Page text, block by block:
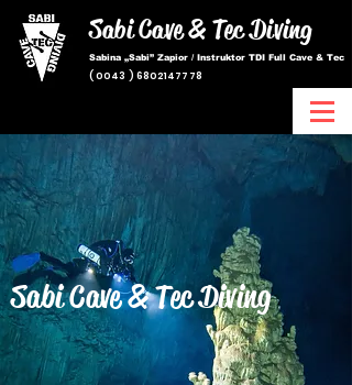
(0043 ) 6802147778
Sabi Cave & TecDiving
Sabina „Sabi” Zapior / Instruktor TDI Full Cave & Tec
Sabi Cave & TecDiving